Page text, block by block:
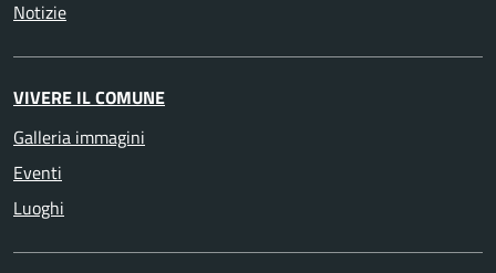
Notizie
VIVERE IL COMUNE
Galleria immagini
Eventi
Luoghi